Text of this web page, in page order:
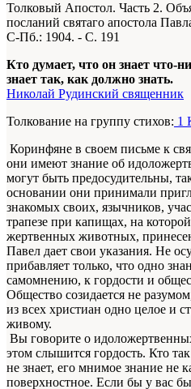
Толковый Апостол. Часть 2.
посланий святаго апостола
С-Пб.: 1904. - С. 191
Кто думает, что он знает что-
знает так, как должно знать.
Николай Рудинский священник
Толкование на группу стихов: 1
Коринфяне в своем письме к
они имеют знание об
могут быть предосудительны,
основании они принимали
знакомых своих, язычников,
трапезе при капищах, на
жертвенных животных,
Павел дает свои указания. Не
прибавляет только, что одно
самомнению, к гордости и
Общество созидается не
из всех христиан одно целое и
живому.
Вы говорите о
этом слышится гордость. Кто
не знает, его мнимое знание не
поверхностное. Если бы у вас